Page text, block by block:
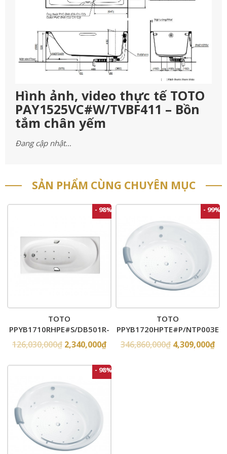
Hình ảnh, video thực tế TOTO
PAY1525VC#W/TVBF411 – Bồn
tắm chân yếm
Đang cập nhật…
SẢN PHẨM CÙNG CHUYÊN MỤC
- 98%
TOTO
PPYB1710RHPE#S/DB501R-
2B – Bồn tắm xây massage
ngọc trai
126,030,000₫ 2,340,000₫
- 99%
TOTO
PPYB1720HPTE#P/NTP003E
– Bồn tắm xây massage
ngọc trai
346,860,000₫ 4,309,000₫
- 98%